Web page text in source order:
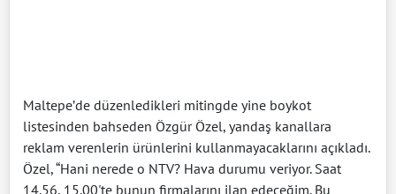
Maltepe’de düzenledikleri mitingde yine boykot
listesinden bahseden Özgür Özel, yandaş kanallara
reklam verenlerin ürünlerini kullanmayacaklarını açıkladı.
Özel, “Hani nerede o NTV? Hava durumu veriyor. Saat
14.56, 15.00'te bunun firmalarını ilan edeceğim. Bu